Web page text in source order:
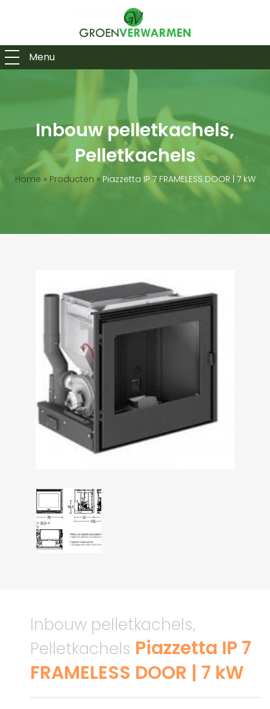
Menu
Inbouw pelletkachels,
Pelletkachels
Home » Producten » Piazzetta IP 7 FRAMELESS DOOR | 7 kW
Inbouw pelletkachels,
Pelletkachels Piazzetta IP 7
FRAMELESS DOOR | 7 kW